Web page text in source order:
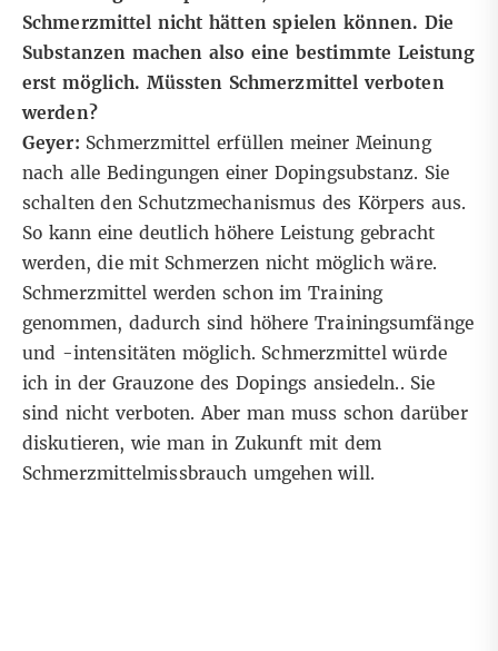
Schmerzmittel nicht hätten spielen können. Die
Substanzen machen also eine bestimmte Leistung
erst möglich. Müssten Schmerzmittel verboten
werden?
Geyer: Schmerzmittel erfüllen meiner Meinung
nach alle Bedingungen einer Dopingsubstanz. Sie
schalten den Schutzmechanismus des Körpers aus.
So kann eine deutlich höhere Leistung gebracht
werden, die mit Schmerzen nicht möglich wäre.
Schmerzmittel werden schon im Training
genommen, dadurch sind höhere Trainingsumfänge
und -intensitäten möglich. Schmerzmittel würde
ich in der Grauzone des Dopings ansiedeln.. Sie
sind nicht verboten. Aber man muss schon darüber
diskutieren, wie man in Zukunft mit dem
Schmerzmittelmissbrauch umgehen will.